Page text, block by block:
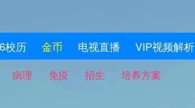
校历 金币 电视直播 VIP视频解析
病理 免疫 招生 培养方案